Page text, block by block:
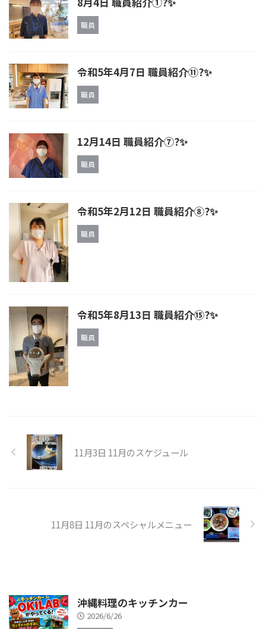
職員
令和5年4月7日 職員紹介⑪?✨
職員
12月14日 職員紹介⑦?✨
職員
令和5年2月12日 職員紹介⑧?✨️
職員
令和5年8月13日 職員紹介⑮?✨️
職員
11月3日 11月のスケジュール
11月8日 11月のスペシャルメニュー
沖縄料理のキッチンカー
2026/6/26